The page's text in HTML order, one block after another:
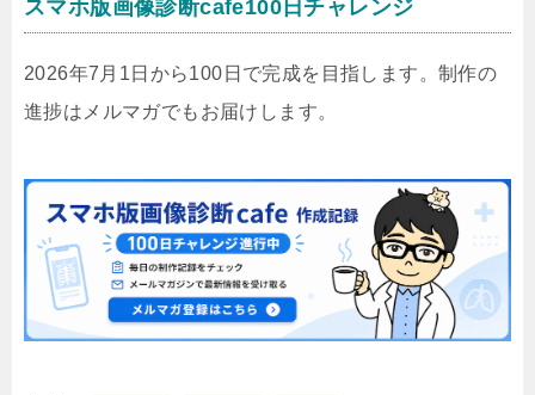
スマホ版画像診断cafe100日チャレンジ
2026年7月1日から100日で完成を目指します。制作の
進捗はメルマガでもお届けします。